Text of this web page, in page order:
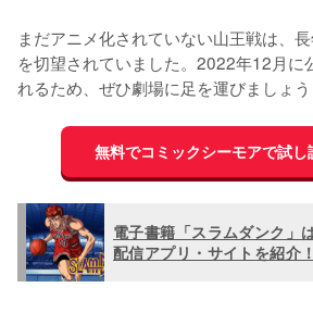
まだアニメ化されていない山王戦は、
を切望されていました。2022年12月に
れるため、ぜひ劇場に足を運びましょう
無料でコミックシーモアで試し
電子書籍「スラムダンク」
配信アプリ・サイトを紹介！